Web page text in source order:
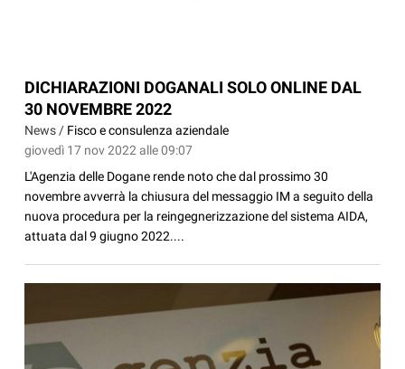
DICHIARAZIONI DOGANALI SOLO ONLINE DAL
30 NOVEMBRE 2022
News / Fisco e consulenza aziendale
giovedì 17 nov 2022 alle 09:07
L'Agenzia delle Dogane rende noto che dal prossimo 30
novembre avverrà la chiusura del messaggio IM a seguito della
nuova procedura per la reingegnerizzazione del sistema AIDA,
attuata dal 9 giugno 2022....